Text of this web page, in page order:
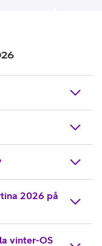
och vara
2026 på
vinter-OS